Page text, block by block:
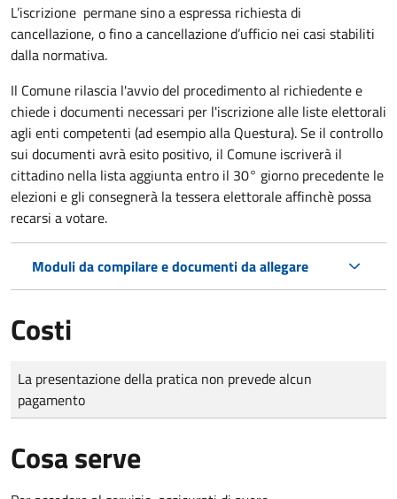
L’iscrizione permane sino a espressa richiesta di
cancellazione, o fino a cancellazione d’ufficio nei casi stabiliti
dalla normativa.
Il Comune rilascia l'avvio del procedimento al richiedente e
chiede i documenti necessari per l'iscrizione alle liste elettorali
agli enti competenti (ad esempio alla Questura). Se il controllo
sui documenti avrà esito positivo, il Comune iscriverà il
cittadino nella lista aggiunta entro il 30° giorno precedente le
elezioni e gli consegnerà la tessera elettorale affinchè possa
recarsi a votare.
Moduli da compilare e documenti da allegare
Costi
Tipo di pagamento
Importo
La presentazione della pratica non prevede alcun
pagamento
Cosa serve